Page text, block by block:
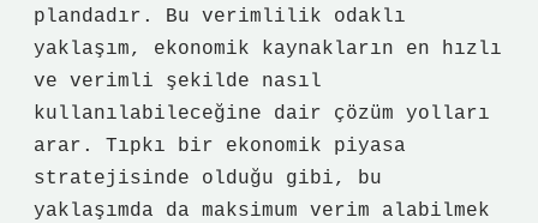
plandadır. Bu verimlilik odaklı
yaklaşım, ekonomik kaynakların en hızlı
ve verimli şekilde nasıl
kullanılabileceğine dair çözüm yolları
arar. Tıpkı bir ekonomik piyasa
stratejisinde olduğu gibi, bu
yaklaşımda da maksimum verim alabilmek